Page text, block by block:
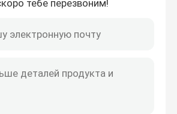
тюремной камеры
тебе перезвоним!